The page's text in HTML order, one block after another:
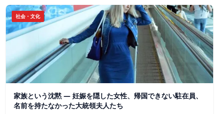
社会・文化
家族という沈黙 ― 妊娠を隠した女性、帰国できない駐在員、
名前を持たなかった大統領夫人たち